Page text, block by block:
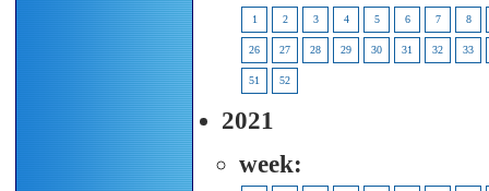
1 2 3 4 5 6 7 8
26 27 28 29 30 31 32 33
51 52
2021
week: